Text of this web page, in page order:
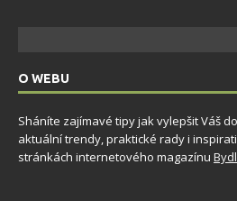
O WEBU
Sháníte zajímavé tipy jak vylepšit Váš
aktuální trendy, praktické rady i
stránkách internetového magazínu